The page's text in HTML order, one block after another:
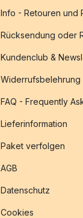
Info - Retouren und
Rücksendung oder
Kundenclub &
Widerrufsbelehrung
FAQ - Frequently
Lieferinformation
Paket verfolgen
AGB
Datenschutz
Cookies